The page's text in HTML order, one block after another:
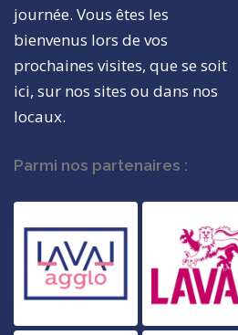
journée. Vous êtes les
bienvenus lors de vos
prochaines visites, que se soit
ici, sur nos sites ou dans nos
locaux.
Parmi nos partenaires :